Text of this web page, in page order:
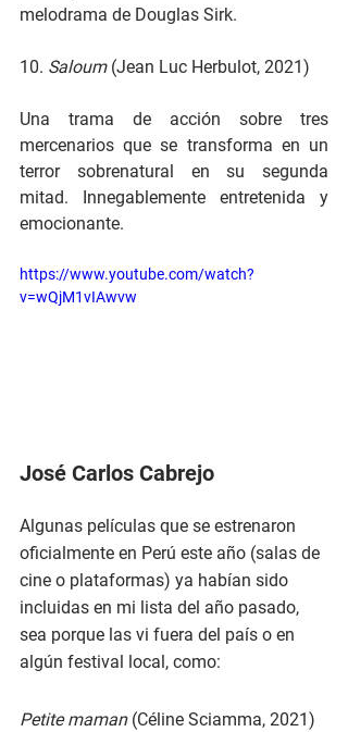
melodrama de Douglas Sirk.
10. Saloum (Jean Luc Herbulot, 2021)
Una trama de acción sobre tres
mercenarios que se transforma en un
terror sobrenatural en su segunda
mitad. Innegablemente entretenida y
emocionante.
https://www.youtube.com/watch?
v=wQjM1vIAwvw
José Carlos Cabrejo
Algunas películas que se estrenaron
oficialmente en Perú este año (salas de
cine o plataformas) ya habían sido
incluidas en mi lista del año pasado,
sea porque las vi fuera del país o en
algún festival local, como:
Petite maman (Céline Sciamma, 2021)